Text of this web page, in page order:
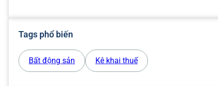
Tags phổ biến
Bất động sản Kê khai thuế